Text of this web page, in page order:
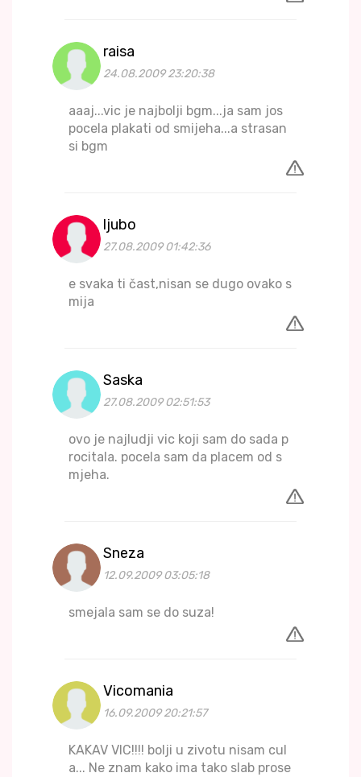
raisa
24.08.2009 23:20:38
aaaj...vic je najbolji bgm...ja sam jos
pocela plakati od smijeha...a strasan
si bgm
ljubo
27.08.2009 01:42:36
e svaka ti čast,nisan se dugo ovako s
mija
Saska
27.08.2009 02:51:53
ovo je najludji vic koji sam do sada p
rocitala. pocela sam da placem od s
mjeha.
Sneza
12.09.2009 03:05:18
smejala sam se do suza!
Vicomania
16.09.2009 20:21:57
KAKAV VIC!!!! bolji u zivotu nisam cul
a... Ne znam kako ima tako slab prose